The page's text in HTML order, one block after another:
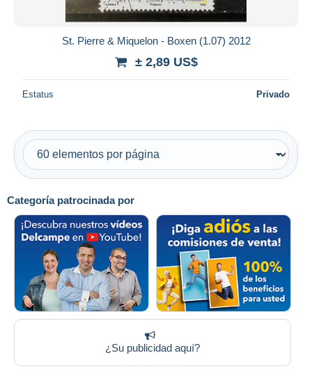
Categoría patrocinada por
¿Su publicidad aquí?
St. Pierre & Miquelon - Boxen (1.07) 2012
± 2,89 US$
Estatus Privado